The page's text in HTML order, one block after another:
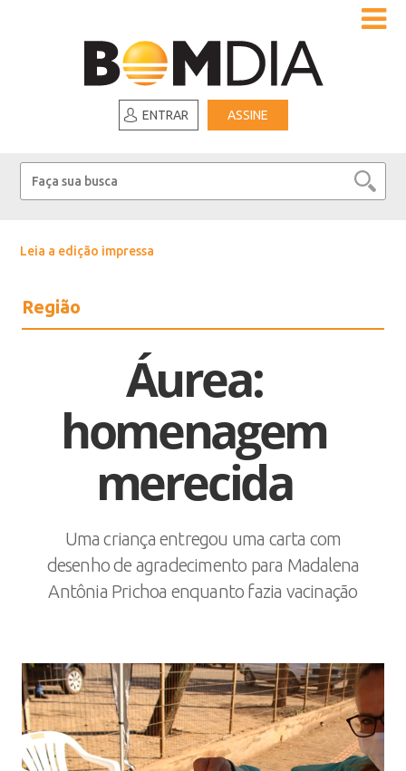
ENTRAR ASSINE
Leia a edição impressa
Região
Áurea:
homenagem
merecida
Uma criança entregou uma carta com
desenho de agradecimento para Madalena
Antônia Prichoa enquanto fazia vacinação